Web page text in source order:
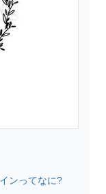
ンってなに?